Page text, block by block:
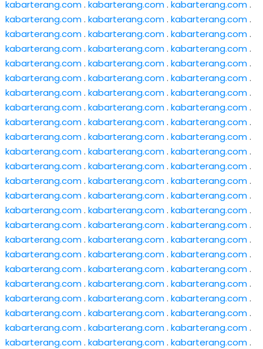
kabarterang.com. kabarterang.com. kabarterang.com.
kabarterang.com. kabarterang.com. kabarterang.com.
kabarterang.com. kabarterang.com. kabarterang.com.
kabarterang.com. kabarterang.com. kabarterang.com.
kabarterang.com. kabarterang.com. kabarterang.com.
kabarterang.com. kabarterang.com. kabarterang.com.
kabarterang.com. kabarterang.com. kabarterang.com.
kabarterang.com. kabarterang.com. kabarterang.com.
kabarterang.com. kabarterang.com. kabarterang.com.
kabarterang.com. kabarterang.com. kabarterang.com.
kabarterang.com. kabarterang.com. kabarterang.com.
kabarterang.com. kabarterang.com. kabarterang.com.
kabarterang.com. kabarterang.com. kabarterang.com.
kabarterang.com. kabarterang.com. kabarterang.com.
kabarterang.com. kabarterang.com. kabarterang.com.
kabarterang.com. kabarterang.com. kabarterang.com.
kabarterang.com. kabarterang.com. kabarterang.com.
kabarterang.com. kabarterang.com. kabarterang.com.
kabarterang.com. kabarterang.com. kabarterang.com.
kabarterang.com. kabarterang.com. kabarterang.com.
kabarterang.com. kabarterang.com. kabarterang.com.
kabarterang.com. kabarterang.com. kabarterang.com.
kabarterang.com. kabarterang.com. kabarterang.com.
kabarterang.com. kabarterang.com. kabarterang.com.